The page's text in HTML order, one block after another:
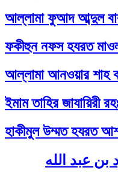
আল্লামা ফুআদ আব্দুল
ফকীহুন নফস হযরত
আল্লামা আনওয়ার শাহ
ইমাম তাহির জাযায়িরী
হাকীমুল উম্মত হযরত
بن عبد الله